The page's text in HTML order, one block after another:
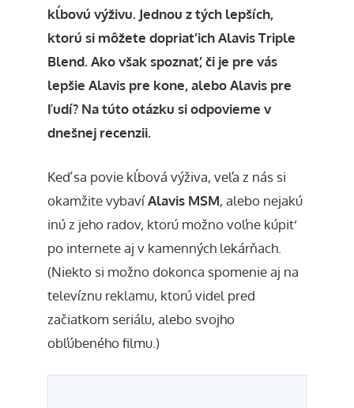
kĺbovú výživu. Jednou z tých lepších,
ktorú si môžete dopriať ich Alavis Triple
Blend. Ako však spoznať, či je pre vás
lepšie Alavis pre kone, alebo Alavis pre
ľudí? Na túto otázku si odpovieme v
dnešnej recenzii.
Keď sa povie kĺbová výživa, veľa z nás si
okamžite vybavíAlavis MSM, alebo nejakú
inú z jeho radov, ktorú možno voľne kúpiť
po internete aj v kamenných lekárňach.
(Niekto si možno dokonca spomenie aj na
televíznu reklamu, ktorú videl pred
začiatkom seriálu, alebo svojho
obľúbeného filmu.)